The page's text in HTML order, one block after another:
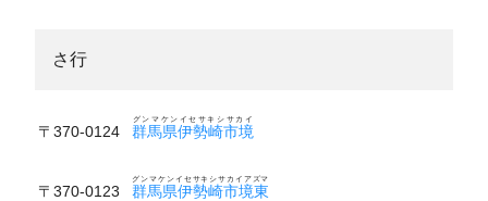
さ行
〒370-0124 群馬県伊勢崎市境
グンマケンイセサキシサカイ
〒370-0123 群馬県伊勢崎市境東
グンマケンイセサキシサカイアズマ